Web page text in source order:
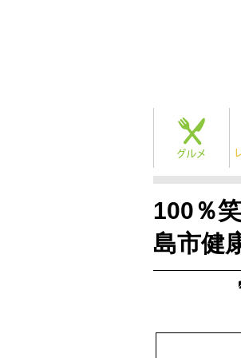
100％
島市健